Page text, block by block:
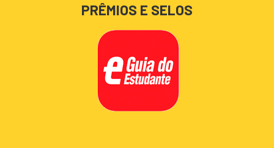
PRÊMIOS E SELOS